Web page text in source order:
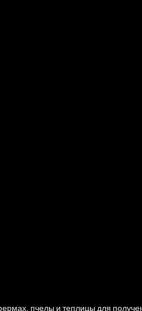
пчелы и теплицы для